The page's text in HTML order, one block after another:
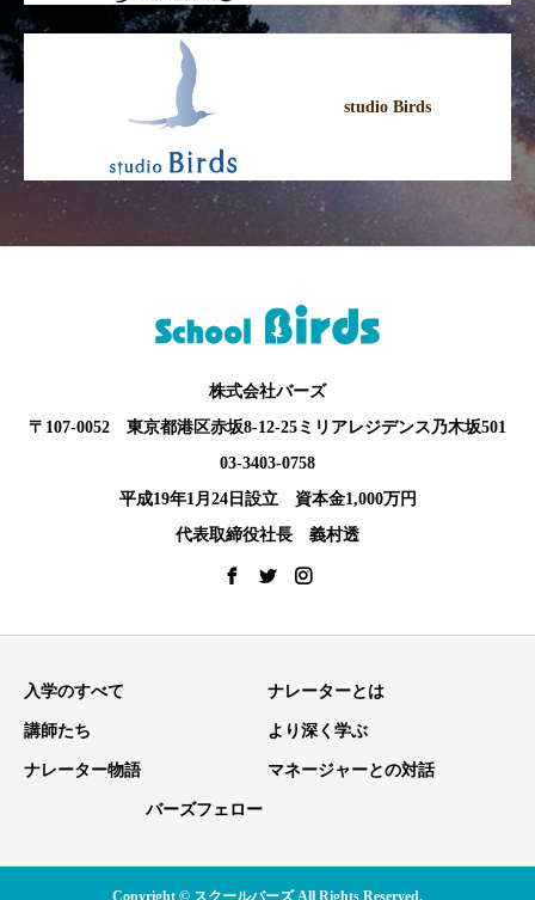
studio Birds
株式会社バーズ
〒107-0052 東京都港区赤坂8-12-25ミリアレジデンス乃木坂501
03-3403-0758
平成19年1月24日設立 資本金1,000万円
代表取締役社長 義村透
入学のすべて ナレーターとは
講師たち より深く学ぶ
ナレーター物語 マネージャーとの対話
バーズフェロー
Copyright © スクールバーズ All Rights Reserved.